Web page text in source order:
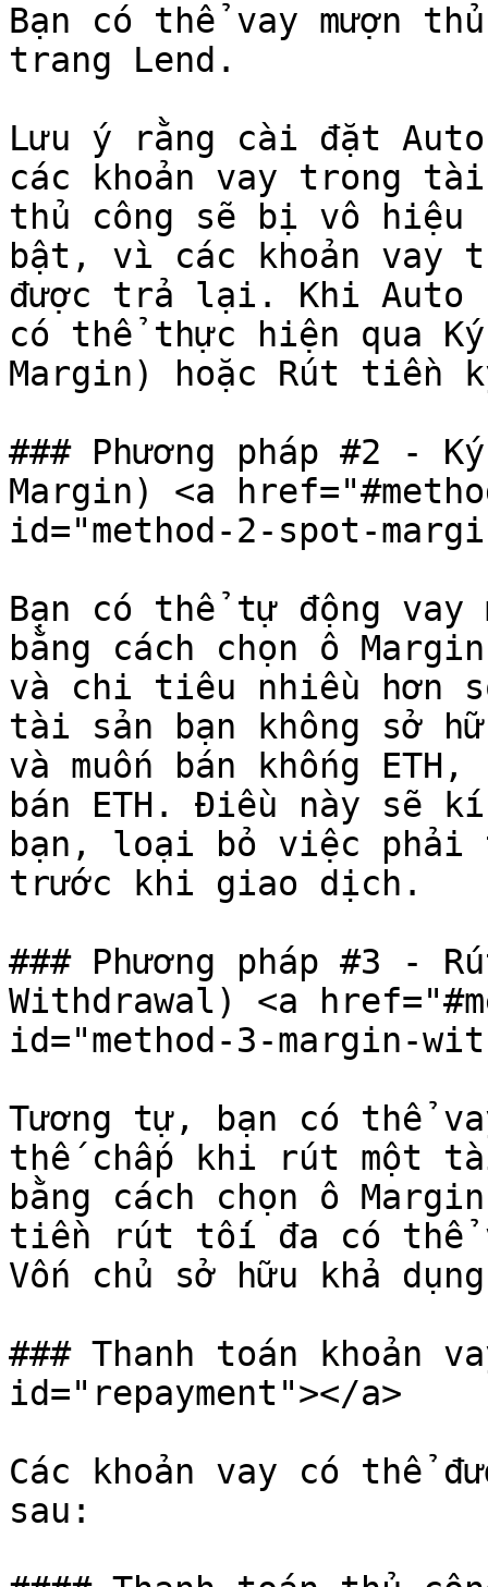
Bạn có thể vay mượn
trang Lend.
Lưu ý rằng cài đặt
các khoản vay trong
thủ công sẽ bị vô hiệu
bật, vì các khoản vay
được trả lại. Khi Auto
có thể thực hiện qua
Margin) hoặc Rút tiền
### Phương pháp #2 -
Margin) <a
id="method-2-spot-
Bạn có thể tự động vay
bằng cách chọn ô
và chi tiêu nhiều hơn
tài sản bạn không sở
và muốn bán khống
bán ETH. Điều này sẽ
bạn, loại bỏ việc phải
trước khi giao dịch.
### Phương pháp #3 -
Withdrawal) <a
id="method-3-margin-
Tương tự, bạn có thể
thế chấp khi rút một
bằng cách chọn ô
tiền rút tối đa có thể
Vốn chủ sở hữu khả
### Thanh toán khoản
id="repayment"></a>
Các khoản vay có thể
sau: